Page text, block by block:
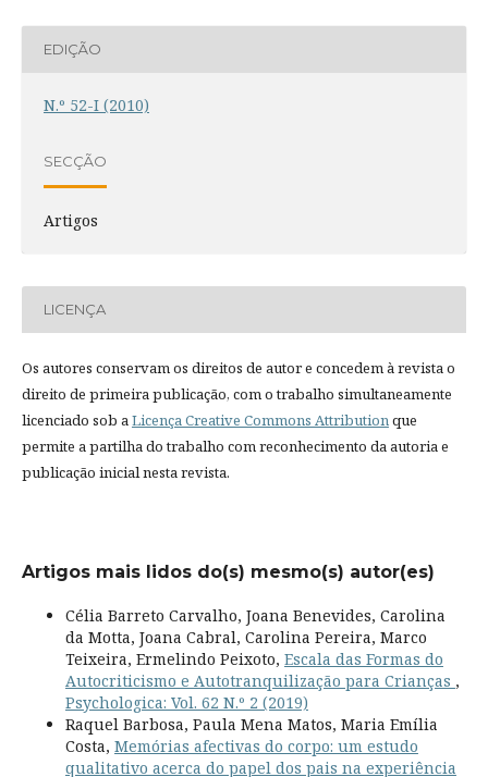
EDIÇÃO
N.º 52-I (2010)
SECÇÃO
Artigos
LICENÇA
Os autores conservam os direitos de autor e concedem à revista o
direito de primeira publicação, com o trabalho simultaneamente
licenciado sob aLicença Creative Commons Attributionque
permite a partilha do trabalho com reconhecimento da autoria e
publicação inicial nesta revista.
Artigos mais lidos do(s) mesmo(s) autor(es)
Célia Barreto Carvalho, Joana Benevides, Carolina
da Motta, Joana Cabral, Carolina Pereira, Marco
Teixeira, Ermelindo Peixoto, Escala das Formas do
Autocriticismo e Autotranquilização para Crianças ,
Psychologica: Vol. 62 N.º 2 (2019)
Raquel Barbosa, Paula Mena Matos, Maria Emília
Costa, Memórias afectivas do corpo: um estudo
qualitativo acerca do papel dos pais na experiência